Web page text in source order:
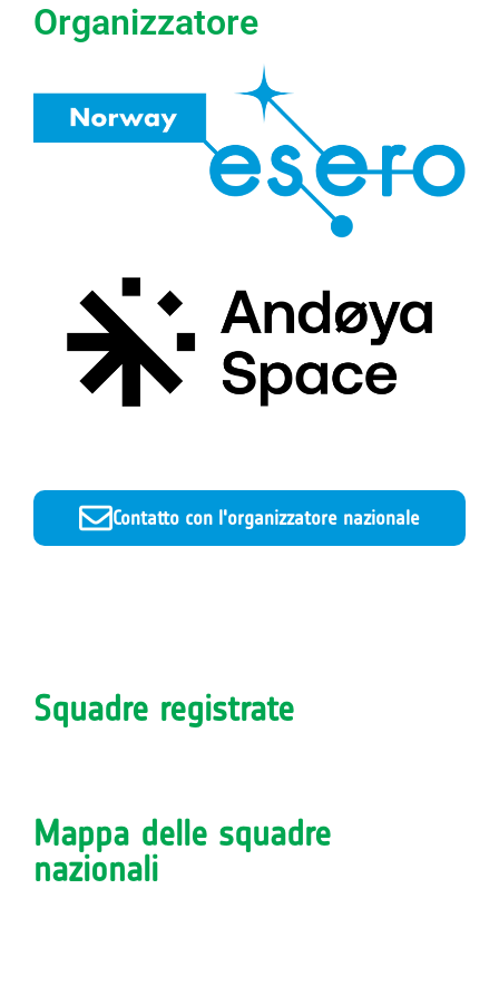
Organizzatore
Contatto con l'organizzatore nazionale
Squadre registrate
Mappa delle squadre
nazionali